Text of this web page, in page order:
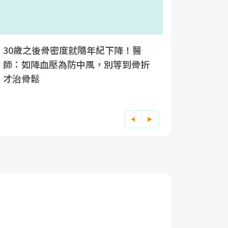
30歲之後骨密度就隨年紀下降！醫
師：如降血壓為防中風，別等到骨折
才治骨鬆